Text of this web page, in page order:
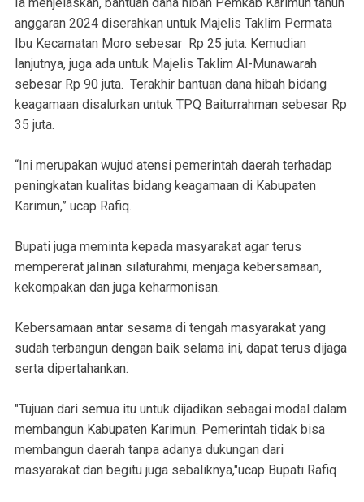
anggaran 2024 diserahkan untuk Majelis Taklim Permata
Ibu Kecamatan Moro sebesar Rp 25 juta. Kemudian
lanjutnya, juga ada untuk Majelis Taklim Al-Munawarah
sebesar Rp 90 juta. Terakhir bantuan dana hibah bidang
keagamaan disalurkan untuk TPQ Baiturrahman sebesar Rp
35 juta.
“Ini merupakan wujud atensi pemerintah daerah terhadap
peningkatan kualitas bidang keagamaan di Kabupaten
Karimun,” ucap Rafiq.
Bupati juga meminta kepada masyarakat agar terus
mempererat jalinan silaturahmi, menjaga kebersamaan,
kekompakan dan juga keharmonisan.
Kebersamaan antar sesama di tengah masyarakat yang
sudah terbangun dengan baik selama ini, dapat terus dijaga
serta dipertahankan.
"Tujuan dari semua itu untuk dijadikan sebagai modal dalam
membangun Kabupaten Karimun. Pemerintah tidak bisa
membangun daerah tanpa adanya dukungan dari
masyarakat dan begitu juga sebaliknya,"ucap Bupati Rafiq